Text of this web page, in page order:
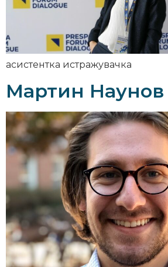
асистентка истражувачка
Мартин Наунов